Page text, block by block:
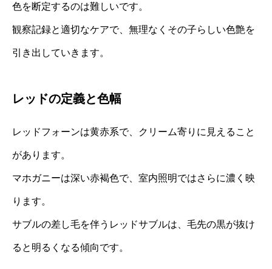
色を断定するのは難しいです。
観察記録と適切なケアで、無理なくその子らしい色艶を
引き出していきます。
レッドの定義と色幅
レッドフォーンは黄赤系で、クリーム寄りに見えること
があります。
マホガニーは深い赤褐色で、室内照明ではさらに濃く映
ります。
サブルの差し毛を伴うレッドサブルは、毛先の黒が抜け
ると明るくなる傾向です。